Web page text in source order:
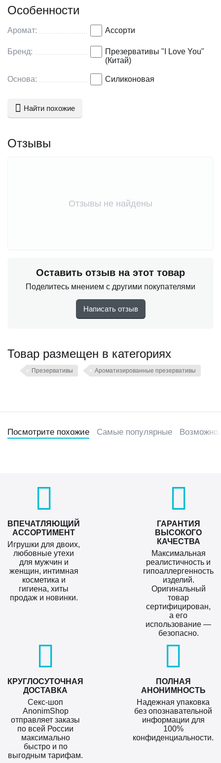
Особенности
Аромат: Ассорти
Бренд:
Презервативы "I Love You"
(Китай)
Основа: Силиконовая
Найти похожие
Отзывы
Отзывы не найдены
Оставить отзыв на этот товар
Поделитесь мнением с другими покупателями
Написать отзыв
Товар размещен в категориях
Презервативы Ароматизированные презервативы
Посмотрите похожие Самые популярные Возможно,
ВПЕЧАТЛЯЮЩИЙ
АССОРТИМЕНТ
Игрушки для двоих,
любовные утехи
для мужчин и
женщин, интимная
косметика и
гигиена, хиты
продаж и новинки.
ГАРАНТИЯ
ВЫСОКОГО
КАЧЕСТВА
Максимальная
реалистичность и
гипоаллергенность
изделий.
Оригинальный
товар
сертифицирован,
а его
использование —
безопасно.
КРУГЛОСУТОЧНАЯ
ДОСТАВКА
Секс-шоп
AnonimShop
отправляет заказы
по всей России
максимально
быстро и по
выгодным тарифам.
ПОЛНАЯ
АНОНИМНОСТЬ
Надежная упаковка
без опознавательной
информации для
100%
конфиденциальности.